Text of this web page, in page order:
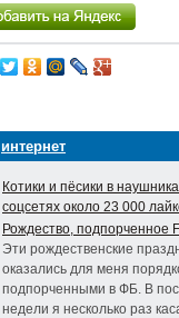
интернет
Котики и пёсики в
соцсетях около 23 000
Рождество, подпорченное
Эти рождественские
оказались для меня
подпорченными в ФБ. В
недели я несколько раз